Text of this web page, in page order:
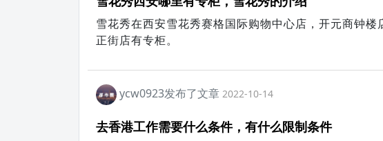
雪花秀在西安雪花秀赛格国际购物中心店，开元商钟楼
正街店有专柜。
ycw0923发布了文章 2022-10-14
去香港工作需要什么条件，有什么限制条件